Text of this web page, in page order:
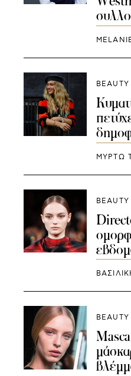
BEAUTY
ΜΥΡΤΩ
BEAUTY
BEAUTY